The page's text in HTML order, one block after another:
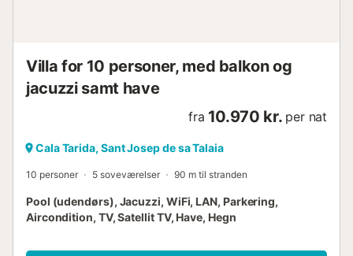
Villa for 10 personer, med balkon og
jacuzzi samt have
fra 10.970 kr. per nat
Cala Tarida, Sant Josep de sa Talaia
10 personer 5 soveværelser 90 m til stranden
Pool (udendørs), Jacuzzi, WiFi, LAN, Parkering,
Aircondition, TV, Satellit TV, Have, Hegn